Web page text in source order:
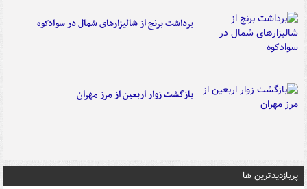
برداشت برنج از شالیزارهای شمال در سوادکوه
بازگشت زوار اربعین از مرز مهران
پربازدیدترین ها